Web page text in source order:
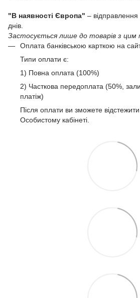
"В наявності Європа" –
днів.
Застосується лише до товарів з цим
Оплата банківською карткою на
Типи оплати є:
1) Повна оплата (100%)
2) Часткова передоплата (50%,
платіж)
Після оплати ви зможете
Особистому кабінеті.